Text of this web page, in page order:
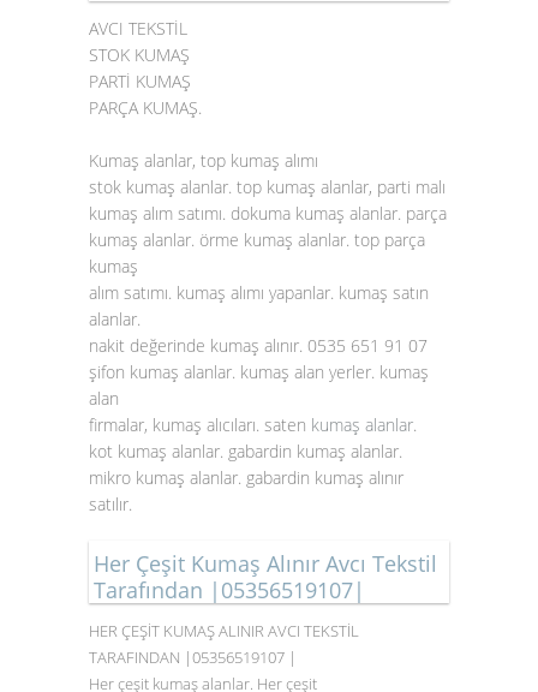
AVCI TEKSTİL
STOK KUMAŞ
PARTİ KUMAŞ
PARÇA KUMAŞ.
Kumaş alanlar, top kumaş alımı
stok kumaş alanlar. top kumaş alanlar, parti malı
kumaş alım satımı. dokuma kumaş alanlar. parça
kumaş alanlar. örme kumaş alanlar. top parça
kumaş
alım satımı. kumaş alımı yapanlar. kumaş satın
alanlar.
nakit değerinde kumaş alınır. 0535 651 91 07
şifon kumaş alanlar. kumaş alan yerler. kumaş
alan
firmalar, kumaş alıcıları. saten kumaş alanlar.
kot kumaş alanlar. gabardin kumaş alanlar.
mikro kumaş alanlar. gabardin kumaş alınır
satılır.
Her Çeşit Kumaş Alınır Avcı Tekstil
Tarafından |05356519107|
HER ÇEŞİT KUMAŞ ALINIR AVCI TEKSTİL
TARAFINDAN |05356519107 |
Her çeşit kumaş alanlar. Her çeşit